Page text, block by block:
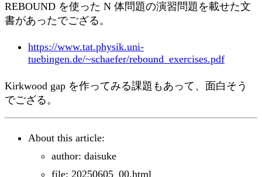
REBOUND を使った N 体問題の演習問題を載せた文
書があったでござる。
https://www.tat.physik.uni-
tuebingen.de/~schaefer/rebound_exercises.pdf
Kirkwood gap を作ってみる課題もあって、面白そう
でござる。
About this article:
author: daisuke
file: 20250605_00.html